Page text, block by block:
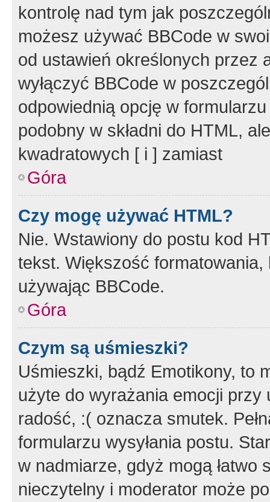
kontrolę nad tym jak
możesz używać BBCode w
od ustawień określonych przez
wyłączyć BBCode w
odpowiednią opcję w
podobny w składni do HTML,
kwadratowych [ i ] zamiast
Góra
Czy mogę używać HTML?
Nie. Wstawiony do postu kod
tekst. Większość
używając BBCode.
Góra
Czym są uśmieszki?
Uśmieszki, bądź Emotikony, to
użyte do wyrażania emocji
radość, :( oznacza smutek.
formularzu wysyłania postu.
w nadmiarze, gdyż mogą
nieczytelny i moderator może